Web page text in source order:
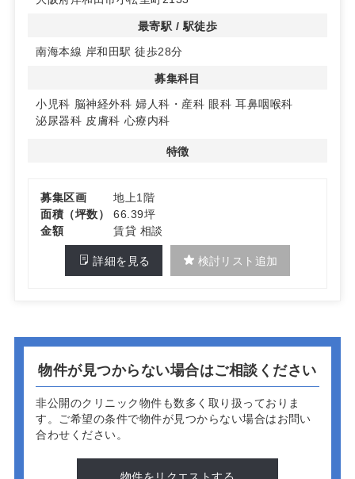
小児科や脳神経外科、婦人科など、様々な診療科目での開
業が可能です。地域の医療ニーズに応じた診療科目を展開
物件は南海本線岸和田駅から徒歩28分の場所に位置し、
駐車場も完備されています。詳細はお問い合わせくださ
い。
最寄駅 / 駅徒歩
南海本線 岸和田駅 徒歩28分
募集科目
小児科 脳神経外科 婦人科・産科 眼科 耳鼻咽喉科
泌尿器科 皮膚科 心療内科
特徴
募集区画
地上1階
面積（坪数）
66.39坪
金額
賃貸 相談
詳細を見る 検討リスト追加
物件が見つからない場合はご相談ください
非公開のクリニック物件も数多く取り扱っておりま
す。 ご希望の条件で物件が見つからない場合はお問い
合わせください。